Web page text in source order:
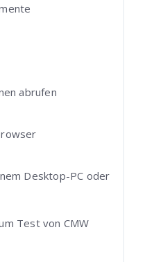
abrufen
Desktop-PC oder
Test von CMW